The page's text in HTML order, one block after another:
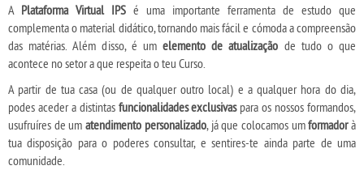
A Plataforma Virtual IPS é uma importante ferramenta de estudo que
complementa o material didático, tornando mais fácil e cómoda a compreensão
das matérias. Além disso, é um elemento de atualização de tudo o que
acontece no setor a que respeita o teu Curso.
A partir de tua casa (ou de qualquer outro local) e a qualquer hora do dia,
podes aceder a distintas funcionalidades exclusivaspara os nossos formandos,
usufruíres de umatendimento personalizado, já que colocamos umformadorà
tua disposição para o poderes consultar, e sentires-te ainda parte de uma
comunidade.